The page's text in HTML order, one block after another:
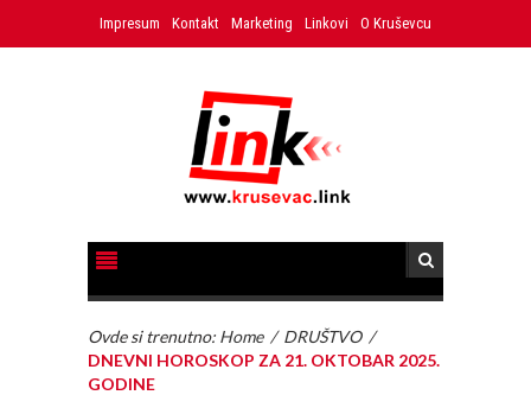
Impresum Kontakt Marketing Linkovi O Kruševcu
Ovde si trenutno: Home / DRUŠTVO /
DNEVNI HOROSKOP ZA 21. OKTOBAR 2025.
GODINE